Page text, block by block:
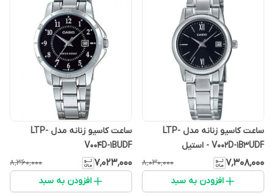
ساعت کاسیو زنانه مدل LTP-
V002D-1B3UDF - استیل
۷٬۳۰۸٬۰۰۰ ۸٬۰۳۰٬۰۰۰
افزودن به سبد
ساعت کاسیو زنانه مدل LTP-
V004D-1BUDF
۷٬۰۲۳٬۰۰۰ ۸٬۳۶۰٬۰۰۰
افزودن به سبد